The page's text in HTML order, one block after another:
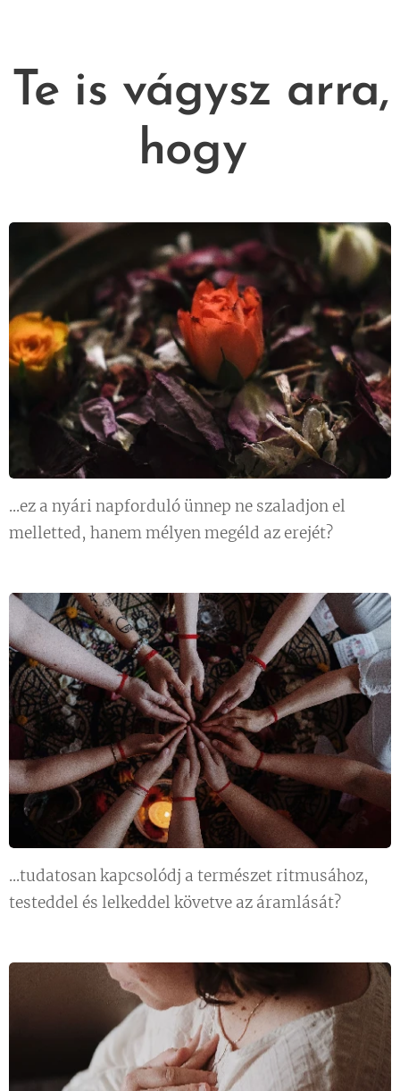
Te is vágysz arra,
hogy
...ez a nyári napforduló ünnep ne szaladjon el
melletted, hanem mélyen megéld az erejét?
...tudatosan kapcsolódj a természet ritmusához,
testeddel és lelkeddel követve az áramlását?